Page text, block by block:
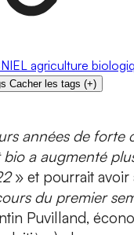
agriculture
Cacher les tags (+)
années de forte
a augmenté
» et pourrait avoir
du premier
Puvilland,